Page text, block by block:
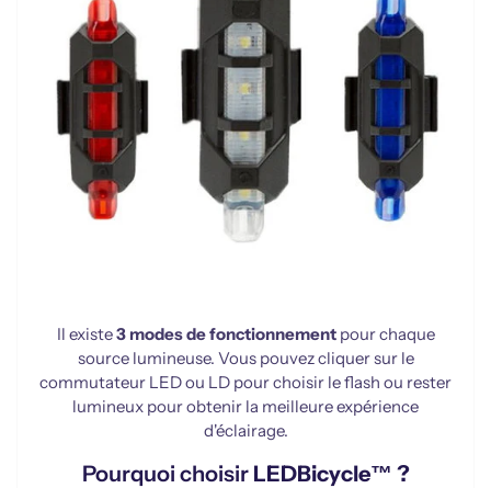
Il existe3 modes de fonctionnementpour chaque
source lumineuse. Vous pouvez cliquer sur le
commutateur LED ou LD pour choisir le flash ou rester
lumineux pour obtenir la meilleure expérience
d'éclairage.
Pourquoi choisir LEDBicycle™ ?